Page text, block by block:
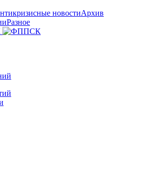
новостиАрхив
Разное